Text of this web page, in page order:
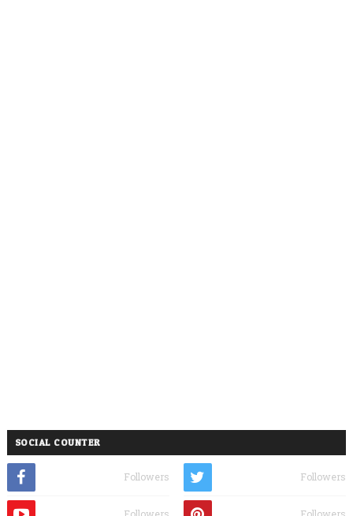
SOCIAL COUNTER
Followers
Followers